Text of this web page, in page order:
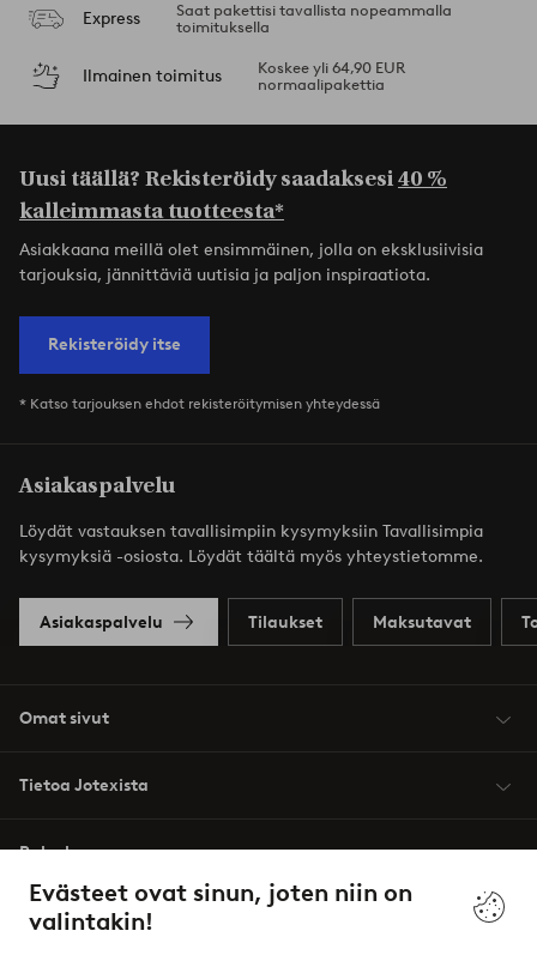
Evästeet ovat sinun, joten niin on
valintakin!
Express
Saat pakettisi tavallista nopeammalla
toimituksella
Ilmainen toimitus
Koskee yli 64,90 EUR
normaalipakettia
Uusi täällä? Rekisteröidy saadaksesi40 %
kalleimmasta tuotteesta*
Asiakkaana meillä olet ensimmäinen, jolla on eksklusiivisia
tarjouksia, jännittäviä uutisia ja paljon inspiraatiota.
Rekisteröidy itse
* Katso tarjouksen ehdot rekisteröitymisen yhteydessä
Asiakaspalvelu
Löydät vastauksen tavallisimpiin kysymyksiin Tavallisimpia
kysymyksiä -osiosta. Löydät täältä myös yhteystietomme.
Asiakaspalvelu Tilaukset Maksutavat
Omat sivut
Tietoa Jotexista
Palvelumme
Ehdot